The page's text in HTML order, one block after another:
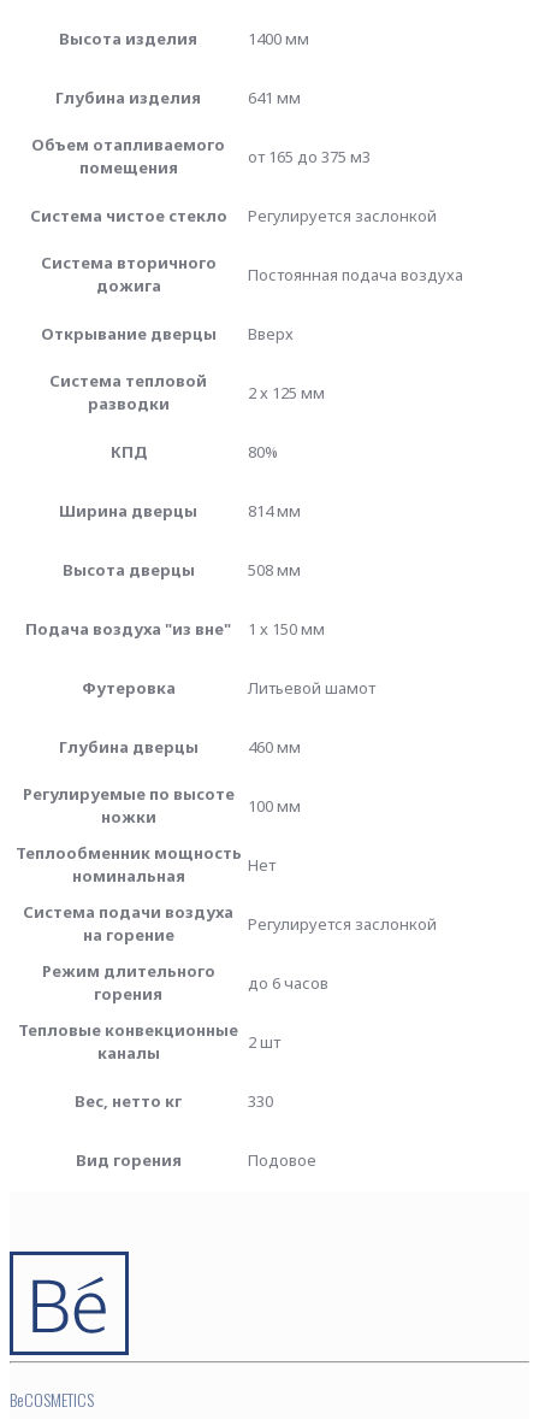
Высота изделия 1400 мм
Глубина изделия 641 мм
Объем отапливаемого
помещения
от 165 до 375 м3
Система чистое стекло Регулируется заслонкой
Система вторичного
дожига
Постоянная подача воздуха
Открывание дверцы Вверх
Система тепловой
разводки
2 х 125 мм
КПД 80%
Ширина дверцы 814 мм
Высота дверцы 508 мм
Подача воздуха "из вне" 1 х 150 мм
Футеровка Литьевой шамот
Глубина дверцы 460 мм
Регулируемые по высоте
ножки
100 мм
Теплообменник мощность
номинальная
Нет
Система подачи воздуха
на горение
Регулируется заслонкой
Режим длительного
горения
до 6 часов
Тепловые конвекционные
каналы
2 шт
Вес, нетто кг 330
Вид горения Подовое
BeCOSMETICS